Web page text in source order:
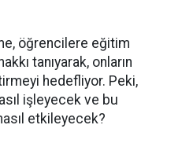
öğrencilere eğitim
tanıyarak, onların
hedefliyor. Peki,
işleyecek ve bu
etkileyecek?